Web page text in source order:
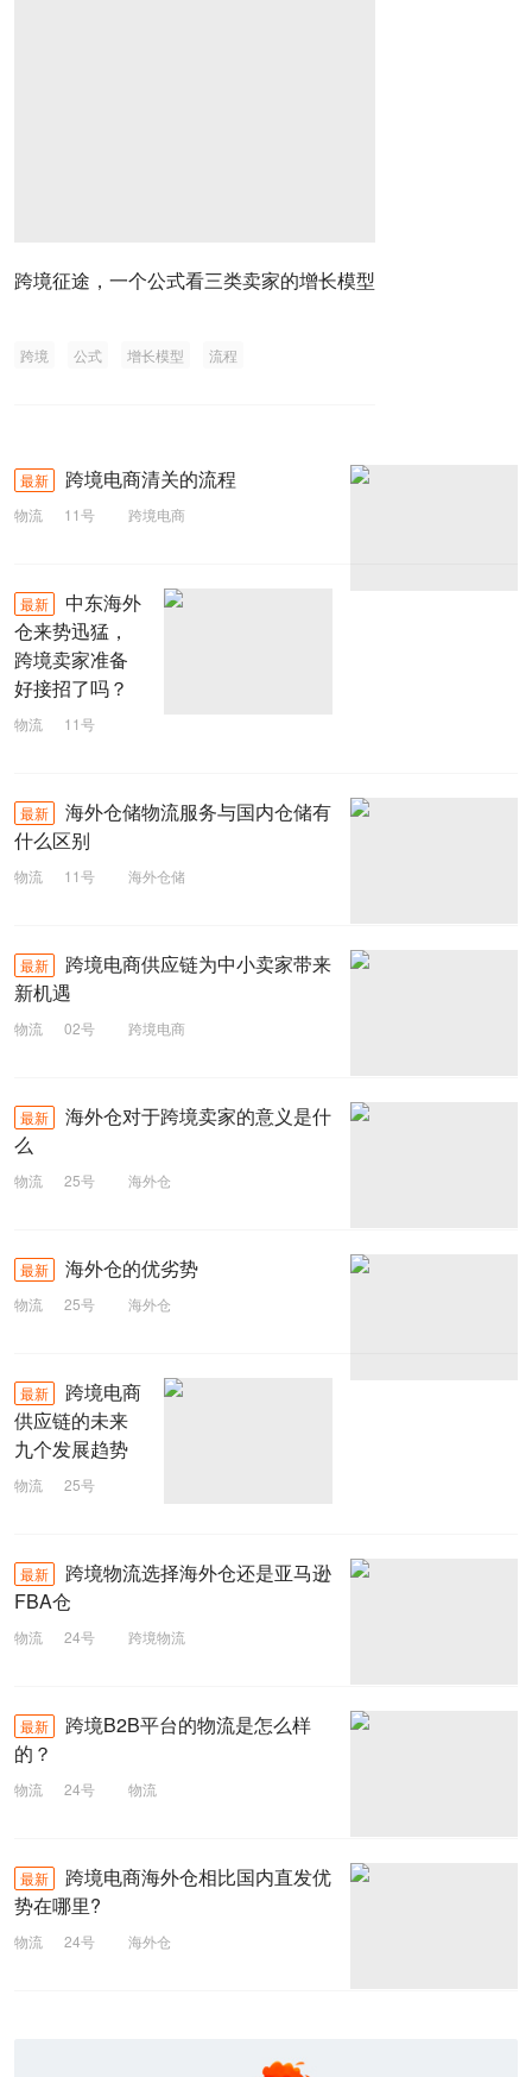
跨境征途，一个公式看三类卖家的增长模型
跨境 公式 增长模型 流程
最新 跨境电商清关的流程
物流 11号 跨境电商
最新
中东海外
仓来势迅猛，
跨境卖家准备
好接招了吗？
物流
11号
最新
海外仓储物流服务与国内仓储有
什么区别
物流 11号 海外仓储
最新
跨境电商供应链为中小卖家带来
新机遇
物流 02号 跨境电商
最新
海外仓对于跨境卖家的意义是什
么
物流 25号 海外仓
最新 海外仓的优劣势
物流 25号 海外仓
最新
跨境电商
供应链的未来
九个发展趋势
物流
25号
最新
跨境物流选择海外仓还是亚马逊
FBA仓
物流 24号 跨境物流
最新
跨境B2B平台的物流是怎么样
的？
物流 24号 物流
最新
跨境电商海外仓相比国内直发优
势在哪里?
物流 24号 海外仓